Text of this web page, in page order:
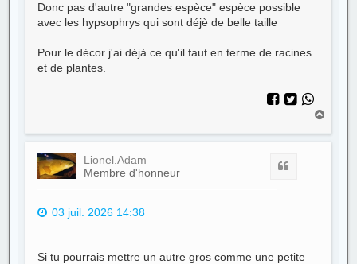
Donc pas d'autre "grandes espèce" espèce possible
avec les hypsophrys qui sont déjè de belle taille
Pour le décor j'ai déjà ce qu'il faut en terme de racines
et de plantes.
u
Lionel.Adam
Membre d'honneur
03 juil. 2026 14:38
Si tu pourrais mettre un autre gros comme une petite